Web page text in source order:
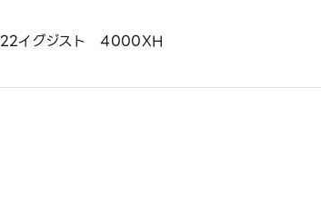
22イグジスト 4000XH